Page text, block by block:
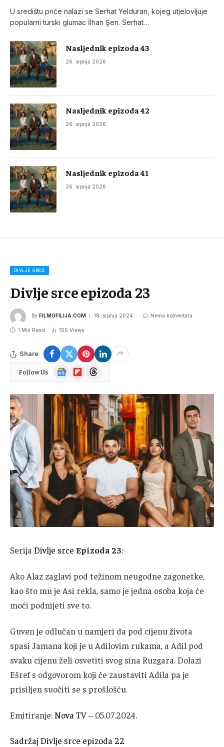
U središtu priče nalazi se Serhat Yelduran, kojeg utjelovljuje
popularni turski glumac İlhan Şen. Serhat…
Nasljednik epizoda 43
26. srpnja 2026.
Nasljednik epizoda 42
26. srpnja 2026.
Nasljednik epizoda 41
26. srpnja 2026.
DIVLJE SRCE
Divlje srce epizoda 23
By FILMOFILIJA.COM 18. srpnja 2024. Nema komentara
1 Min Read 150 Views
Share
Follow Us
Google
News
FlipboardThreads
Serija Divlje srce Epizoda 23:
Ako Alaz zaglavi pod težinom neugodne zagonetke,
kao što mu je Asi rekla, samo je jedna osoba koja će
moći podnijeti sve to.
Guven je odlučan u namjeri da pod cijenu života
spasi Jamana koji je u Adilovim rukama, a Adil pod
svaku cijenu želi osvetiti svog sina Ruzgara. Dolazi
Ešref s odgovorom koji će zaustaviti Adila pa je
prisiljen suočiti se s prošlošću.
Emitiranje: Nova TV– 05.07.2024.
Sadržaj Divlje srce epizoda 22